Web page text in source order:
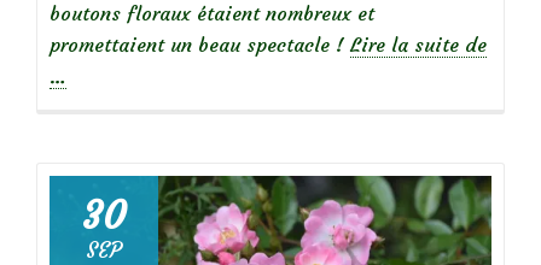
boutons floraux étaient nombreux et
promettaient un beau spectacle ! Lire la suite de
avec
…
30
SEP